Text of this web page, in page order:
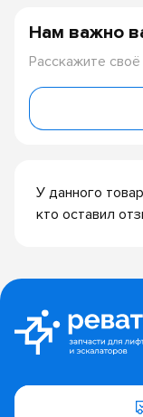
У данного
кто оставил
Нам важно
Расскажите